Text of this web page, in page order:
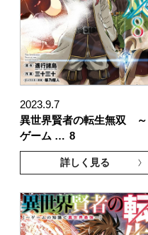
2023.9.7
異世界賢者の転生無双 ～
ゲーム … 8
詳しく見る